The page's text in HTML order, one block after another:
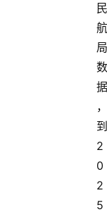
民
航
局
数
据
，
到
2
0
2
5